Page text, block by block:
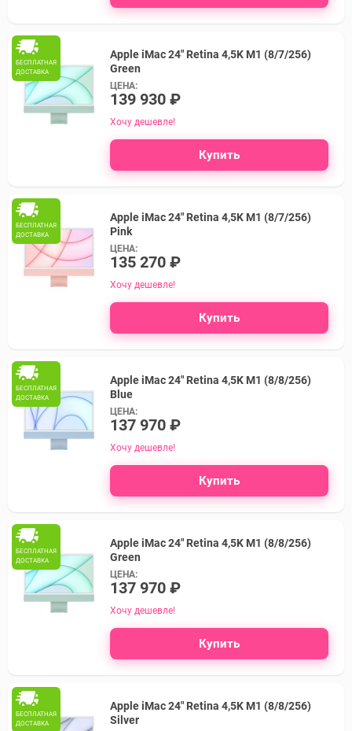
БЕСПЛАТНАЯ
ДОСТАВКА
Apple iMac 24" Retina 4,5K M1 (8/7/256)
Green
ЦЕНА:
139 930 ₽
Хочу дешевле!
Купить
БЕСПЛАТНАЯ
ДОСТАВКА
Apple iMac 24" Retina 4,5K M1 (8/7/256)
Pink
ЦЕНА:
135 270 ₽
Хочу дешевле!
Купить
БЕСПЛАТНАЯ
ДОСТАВКА
Apple iMac 24" Retina 4,5K M1 (8/8/256)
Blue
ЦЕНА:
137 970 ₽
Хочу дешевле!
Купить
БЕСПЛАТНАЯ
ДОСТАВКА
Apple iMac 24" Retina 4,5K M1 (8/8/256)
Green
ЦЕНА:
137 970 ₽
Хочу дешевле!
Купить
БЕСПЛАТНАЯ
ДОСТАВКА
Apple iMac 24" Retina 4,5K M1 (8/8/256)
Silver